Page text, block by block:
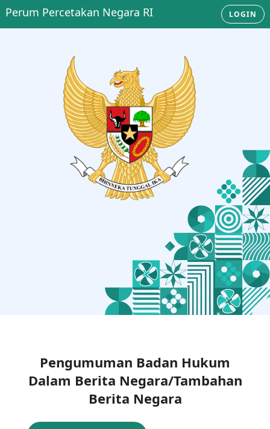
Perum Percetakan Negara RI LOGIN
Pengumuman Badan Hukum
Dalam Berita Negara/Tambahan
Berita Negara